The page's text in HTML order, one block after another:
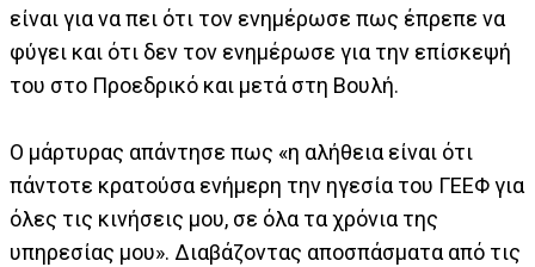
είναι για να πει ότι τον ενημέρωσε πως έπρεπε να
φύγει και ότι δεν τον ενημέρωσε για την επίσκεψή
του στο Προεδρικό και μετά στη Βουλή.
Ο μάρτυρας απάντησε πως «η αλήθεια είναι ότι
πάντοτε κρατούσα ενήμερη την ηγεσία του ΓΕΕΦ για
όλες τις κινήσεις μου, σε όλα τα χρόνια της
υπηρεσίας μου». Διαβάζοντας αποσπάσματα από τις